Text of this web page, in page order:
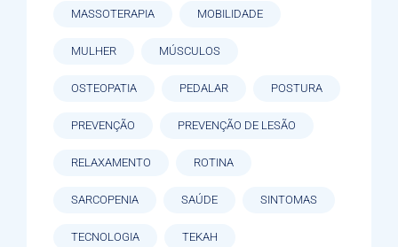
MASSOTERAPIA MOBILIDADE
MULHER MÚSCULOS
OSTEOPATIA PEDALAR POSTURA
PREVENÇÃO PREVENÇÃO DE LESÃO
RELAXAMENTO ROTINA
SARCOPENIA SAÚDE SINTOMAS
TECNOLOGIA TEKAH